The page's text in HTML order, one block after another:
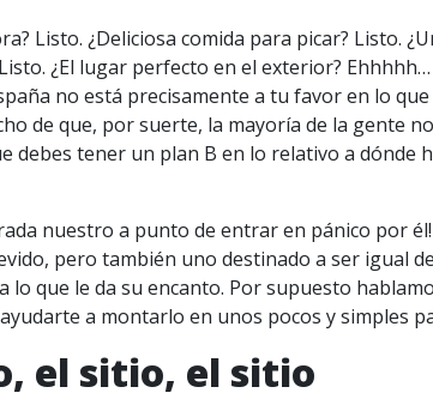
Listo. ¿Deliciosa comida para picar? Listo.
¿El lugar perfecto en el exterior?
no está precisamente a tu favor en lo
de que, por suerte, la mayoría de la gente
debes tener un plan B en lo relativo a dónde
nuestro a punto de entrar en pánico por
pero también uno destinado a ser igual
lo que le da su encanto. Por supuesto
a montarlo en unos pocos y simples
el sitio, el sitio